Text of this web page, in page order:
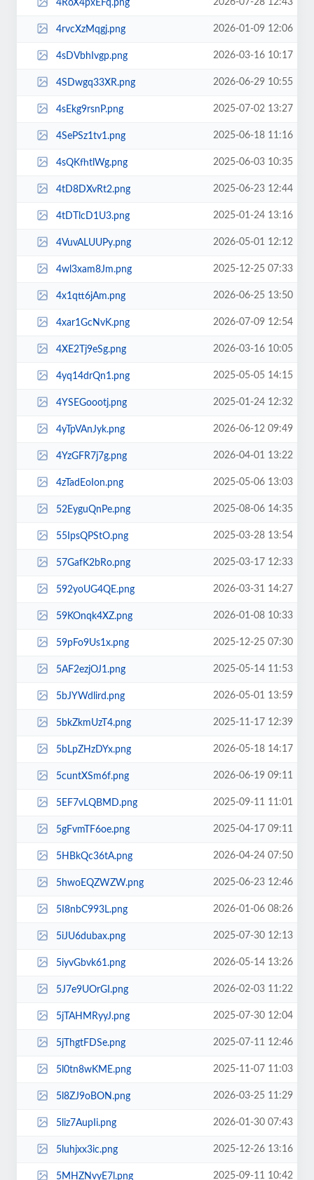
4RoX4pxEFq.png 2026-07-28 12:43
4rvcXzMqgj.png 2026-01-09 12:06
4sDVbhIvgp.png 2026-03-16 10:17
4SDwgq33XR.png 2026-06-29 10:55
4sEkg9rsnP.png 2025-07-02 13:27
4SePSz1tv1.png 2025-06-18 11:16
4sQKfhtlWg.png 2025-06-03 10:35
4tD8DXvRt2.png 2025-06-23 12:44
4tDTlcD1U3.png 2025-01-24 13:16
4VuvALUUPy.png 2026-05-01 12:12
4wl3xam8Jm.png 2025-12-25 07:33
4x1qtt6jAm.png 2026-06-25 13:50
4xar1GcNvK.png 2026-07-09 12:54
4XE2Tj9eSg.png 2026-03-16 10:05
4yq14drQn1.png 2025-05-05 14:15
4YSEGoootj.png 2025-01-24 12:32
4yTpVAnJyk.png 2026-06-12 09:49
4YzGFR7j7g.png 2026-04-01 13:22
4zTadEoIon.png 2025-05-06 13:03
52EyguQnPe.png 2025-08-06 14:35
55IpsQPStO.png 2025-03-28 13:54
57GafK2bRo.png 2025-03-17 12:33
592yoUG4QE.png 2026-03-31 14:27
59KOnqk4XZ.png 2026-01-08 10:33
59pFo9Us1x.png 2025-12-25 07:30
5AF2ezjOJ1.png 2025-05-14 11:53
5bJYWdlird.png 2026-05-01 13:59
5bkZkmUzT4.png 2025-11-17 12:39
5bLpZHzDYx.png 2026-05-18 14:17
5cuntXSm6f.png 2026-06-19 09:11
5EF7vLQBMD.png 2025-09-11 11:01
5gFvmTF6oe.png 2025-04-17 09:11
5HBkQc36tA.png 2026-04-24 07:50
5hwoEQZWZW.png 2025-06-23 12:46
5I8nbC993L.png 2026-01-06 08:26
5iJU6dubax.png 2025-07-30 12:13
5iyvGbvk61.png 2026-05-14 13:26
5J7e9UOrGI.png 2026-02-03 11:22
5jTAHMRyyJ.png 2025-07-30 12:04
5jThgtFDSe.png 2025-07-11 12:46
5l0tn8wKME.png 2025-11-07 11:03
5l8ZJ9oBON.png 2026-03-25 11:29
5liz7AupIi.png 2026-01-30 07:43
5luhjxx3ic.png 2025-12-26 13:16
5MHZNvyE7l.png 2025-09-11 10:42